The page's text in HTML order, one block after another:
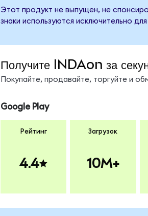
Этот продукт не выпущен, не
знаки используются исключительно
Получите INDAon за
Покупайте, продавайте, торгуйте и
Google Play
Рейтинг
4.4
Загрузок
10M+